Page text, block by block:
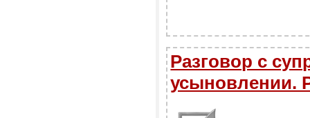
Разговор с
усыновлении.